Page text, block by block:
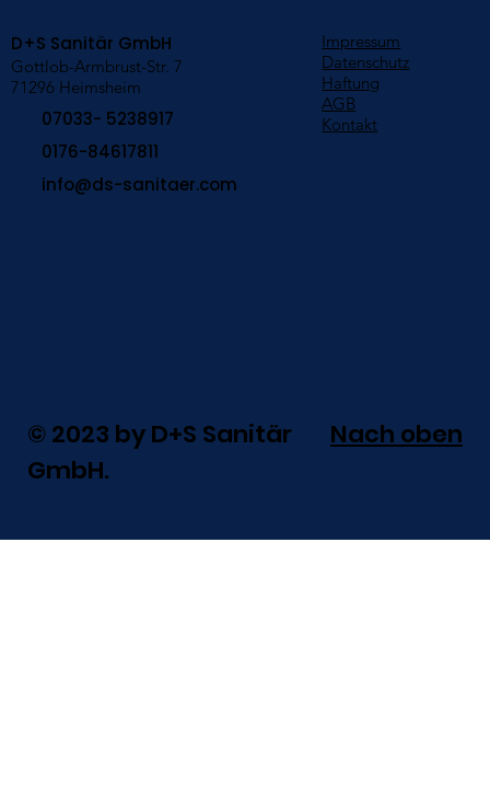
© 2023 by D+S Sanitär
GmbH.
Nach oben
Impressum
Datenschutz
Haftung
AGB
Kontakt
D+S Sanitär GmbH
Gottlob-Armbrust-Str. 7
71296 Heimsheim
07033- 5238917
0176-84617811
info@ds-sanitaer.com